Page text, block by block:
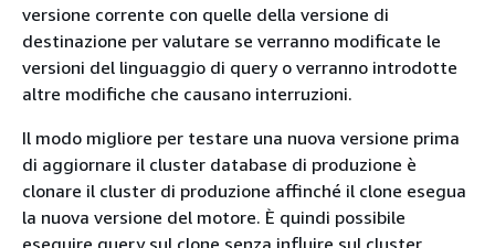
versione corrente con quelle della versione di
destinazione per valutare se verranno modificate le
versioni del linguaggio di query o verranno introdotte
altre modifiche che causano interruzioni.
Il modo migliore per testare una nuova versione prima
di aggiornare il cluster database di produzione è
clonare il cluster di produzione affinché il clone esegua
la nuova versione del motore. È quindi possibile
eseguire query sul clone senza influire sul cluster